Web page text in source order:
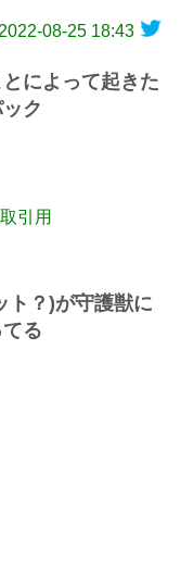
2022-08-25 18:43
によって起きた
ク
引用
ト？)が守護獣に
る